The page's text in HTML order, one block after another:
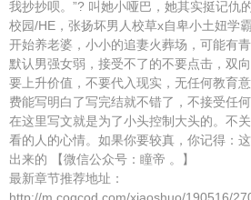
我抄抄呗。”? 叫她小哑巴，她其实挺记
校园/HE，张扬坏男人校草x自卑小土妞学
开始养老婆，小小的追妻火葬场，可能有
默认男强女弱，接受不了的不要点击，双
要上升价值，不要代入现实，无任何教育
费能写明白了写完结就不错了，不接受任
在这里写文就是为了小头控制大头的。不
看的人的心情。如果你要较真，你记得：
出来的 【微信公众号：瞳帝 。】
最新章节推荐地址：